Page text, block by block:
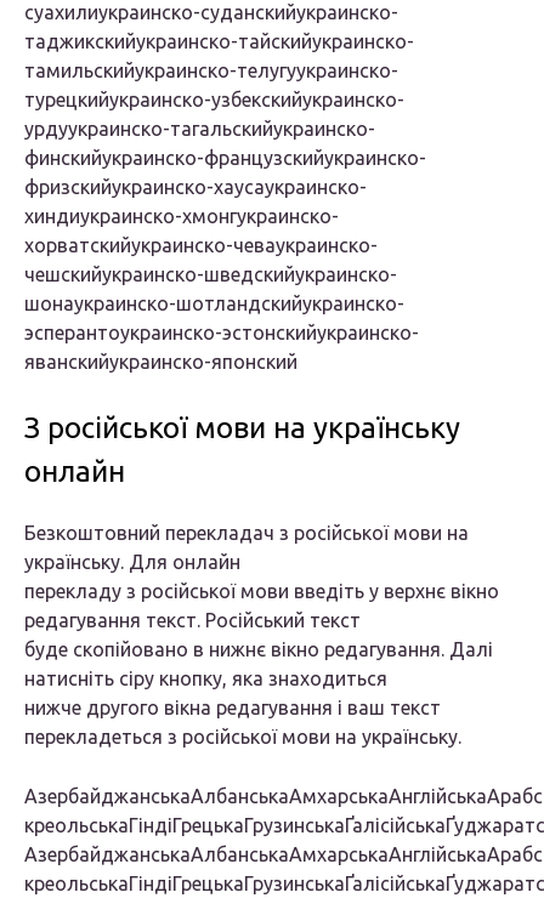
суахилиукраинско-суданскийукраинско-
таджикскийукраинско-тайскийукраинско-
тамильскийукраинско-телугуукраинско-
турецкийукраинско-узбекскийукраинско-
урдуукраинско-тагальскийукраинско-
финскийукраинско-французскийукраинско-
фризскийукраинско-хаусаукраинско-
хиндиукраинско-хмонгукраинско-
хорватскийукраинско-чеваукраинско-
чешскийукраинско-шведскийукраинско-
шонаукраинско-шотландскийукраинско-
эсперантоукраинско-эстонскийукраинско-
яванскийукраинско-японский
З російської мови на українську
онлайн
Безкоштовний перекладач з російської мови на
українську. Для онлайн
перекладу з російської мови введіть у верхнє вікно
редагування текст. Російський текст
буде скопійовано в нижнє вікно редагування. Далі
натисніть сіру кнопку, яка знаходиться
нижче другого вікна редагування і ваш текст
перекладеться з російської мови на українську.